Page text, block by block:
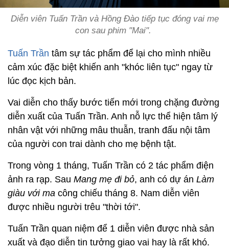
Diễn viên Tuấn Trần và Hồng Đào tiếp tục đóng vai mẹ
con sau phim "Mai".
Tuấn Trần tâm sự tác phẩm để lại cho mình nhiều
cảm xúc đặc biệt khiến anh "khóc liên tục" ngay từ
lúc đọc kịch bản.
Vai diễn cho thấy bước tiến mới trong chặng đường
diễn xuất của Tuấn Trần. Anh nỗ lực thể hiện tâm lý
nhân vật với những mâu thuẫn, tranh đấu nội tâm
của người con trai dành cho mẹ bệnh tật.
Trong vòng 1 tháng, Tuấn Trần có 2 tác phẩm điện
ảnh ra rạp. Sau Mang mẹ đi bỏ, anh có dự án Làm
giàu với ma công chiếu tháng 8. Nam diễn viên
được nhiều người trêu "thời tới".
Tuấn Trần quan niệm để 1 diễn viên được nhà sản
xuất và đạo diễn tin tưởng giao vai hay là rất khó.